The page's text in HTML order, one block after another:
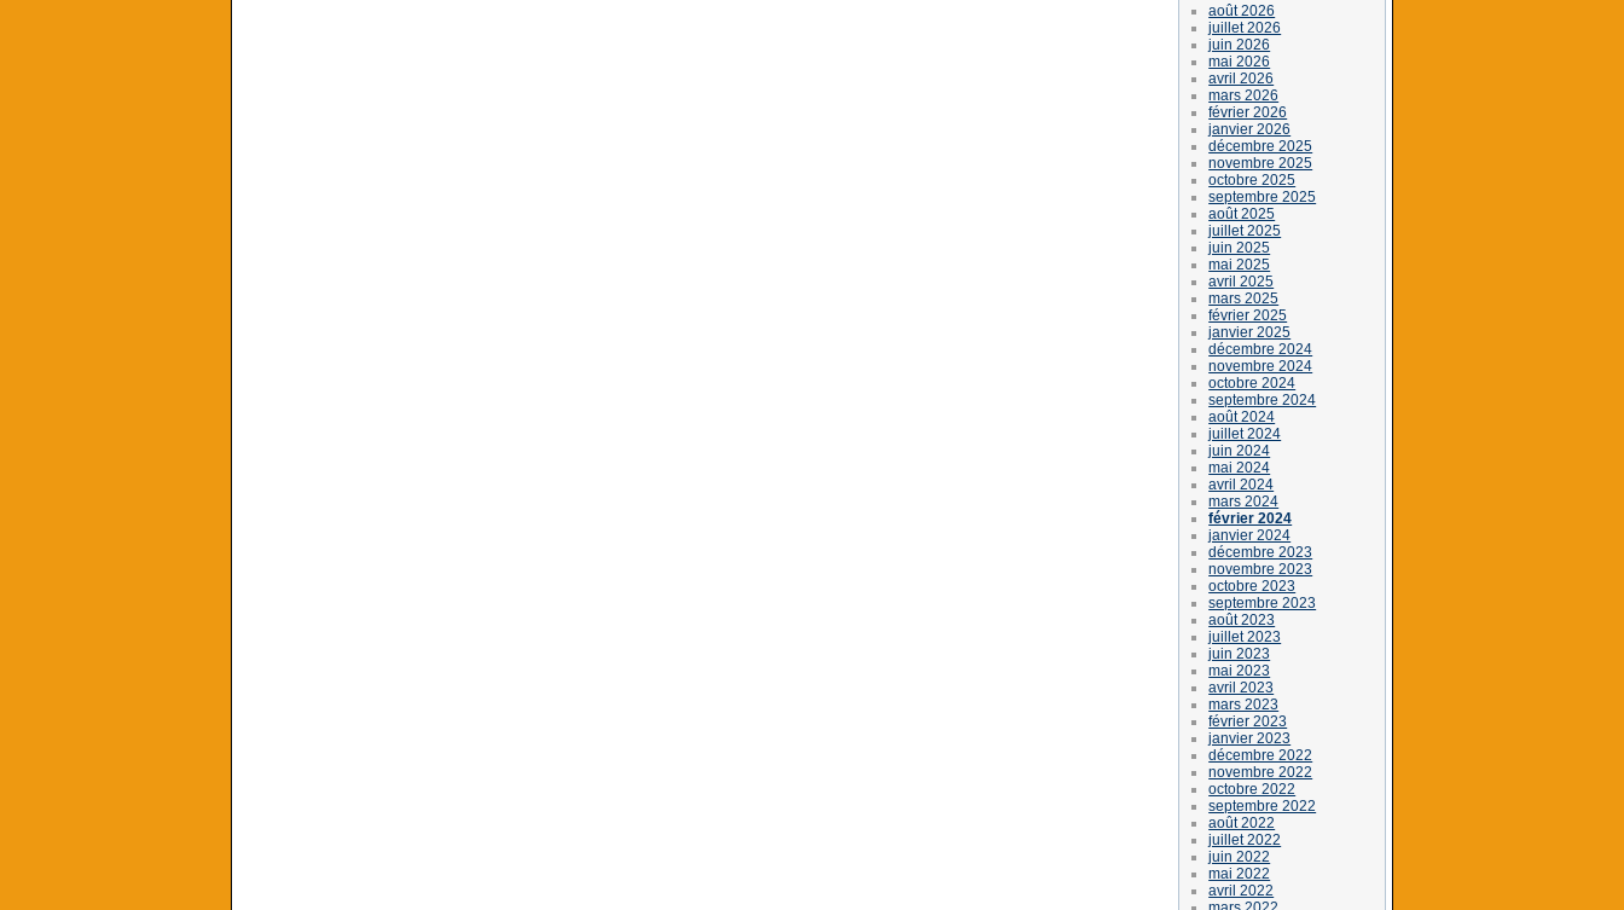
août 2026
juillet 2026
juin 2026
mai 2026
avril 2026
mars 2026
février 2026
janvier 2026
décembre 2025
novembre 2025
octobre 2025
septembre 2025
août 2025
juillet 2025
juin 2025
mai 2025
avril 2025
mars 2025
février 2025
janvier 2025
décembre 2024
novembre 2024
octobre 2024
septembre 2024
août 2024
juillet 2024
juin 2024
mai 2024
avril 2024
mars 2024
février 2024
janvier 2024
décembre 2023
novembre 2023
octobre 2023
septembre 2023
août 2023
juillet 2023
juin 2023
mai 2023
avril 2023
mars 2023
février 2023
janvier 2023
décembre 2022
novembre 2022
octobre 2022
septembre 2022
août 2022
juillet 2022
juin 2022
mai 2022
avril 2022